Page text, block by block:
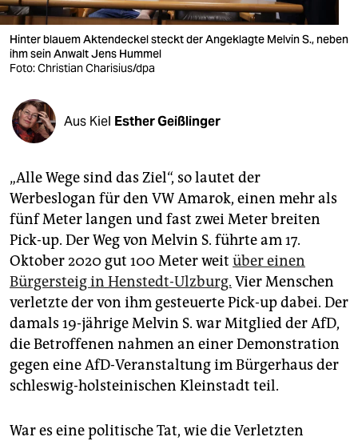
verlag
veranstaltungen
fragen & hilfe
abo
genossenschaft
epaper login
Hinter blauem Aktendeckel steckt der Angeklagte Melvin S., neben
ihm sein Anwalt Jens Hummel
Foto: Christian Charisius/dpa
Aus Kiel Esther Geißlinger
„Alle Wege sind das Ziel“, so lautet der
Werbeslogan für den VW Amarok, einen mehr als
fünf Meter langen und fast zwei Meter breiten
Pick-up. Der Weg von Melvin S. führte am 17.
Oktober 2020 gut 100 Meter weit über einen
Bürgersteig in Henstedt-Ulzburg. Vier Menschen
verletzte der von ihm gesteuerte Pick-up dabei. Der
damals 19-jährige Melvin S. war Mitglied der AfD,
die Betroffenen nahmen an einer Demonstration
gegen eine AfD-Veranstaltung im Bürgerhaus der
schleswig-holsteinischen Kleinstadt teil.
War es eine politische Tat, wie die Verletzten